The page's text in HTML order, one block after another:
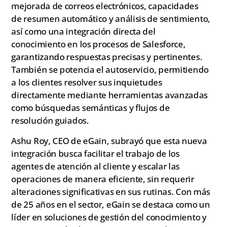
mejorada de correos electrónicos, capacidades
de resumen automático y análisis de sentimiento,
así como una integración directa del
conocimiento en los procesos de Salesforce,
garantizando respuestas precisas y pertinentes.
También se potencia el autoservicio, permitiendo
a los clientes resolver sus inquietudes
directamente mediante herramientas avanzadas
como búsquedas semánticas y flujos de
resolución guiados.
Ashu Roy, CEO de eGain, subrayó que esta nueva
integración busca facilitar el trabajo de los
agentes de atención al cliente y escalar las
operaciones de manera eficiente, sin requerir
alteraciones significativas en sus rutinas. Con más
de 25 años en el sector, eGain se destaca como un
líder en soluciones de gestión del conocimiento y